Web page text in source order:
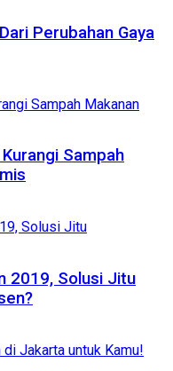
Perubahan Gaya
Sampah
2019, Solusi Jitu